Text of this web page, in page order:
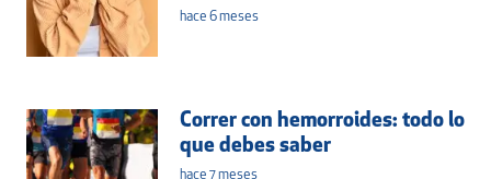
hace 6 meses
Correr con hemorroides: todo lo
que debes saber
hace 7 meses